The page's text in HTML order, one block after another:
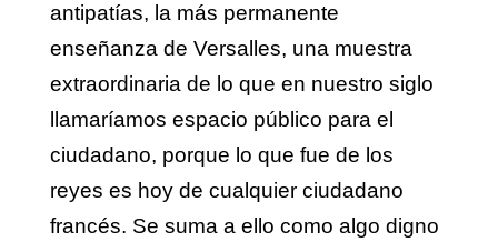
antipatías, la más permanente
enseñanza de Versalles, una muestra
extraordinaria de lo que en nuestro siglo
llamaríamos espacio público para el
ciudadano, porque lo que fue de los
reyes es hoy de cualquier ciudadano
francés. Se suma a ello como algo digno